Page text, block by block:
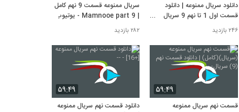
دانلود رایگان سریال ممنوعه قسمت ۹ نهم-
--
دانلود سریال ممنوعه | دانلود
قسمت اول 1 تا نهم 9 سریال
ممنوعه با لینک مستقیم - -
۲۴۶ بازدید
سریال ممنوعه قسمت 9 نهم کامل
| Mamnooe part 9 - یوتیوب
۲۸۲ بازدید
۵۹:۴۹
قسمت نهم سریال ممنوعه
۵۹:۴۹
دانلود قسمت نهم سریال ممنوعه